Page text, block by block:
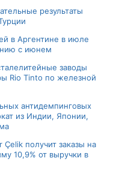
результаты
в Аргентине в июле
с июнем
заводы
Rio Tinto по железной
антидемпинговых
из Индии, Японии,
Çelik получит заказы на
10,9% от выручки в